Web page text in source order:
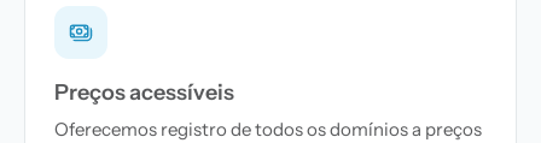
Preços acessíveis
Oferecemos registro de todos os domínios a preços